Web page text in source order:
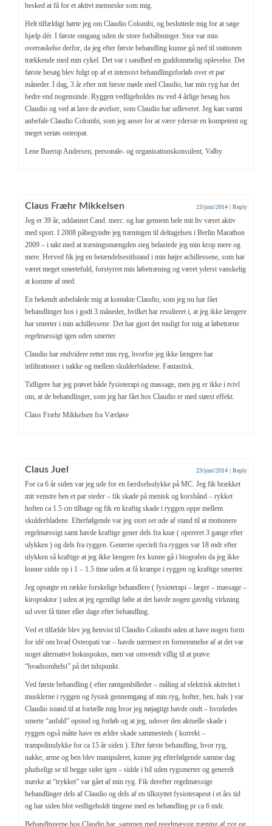
besked at få for et aktivt menneske som mig.
Helt tilfældigt hørte jeg om Claudio Colombi, og besluttede mig for at søge
hjælp dér. I første omgang uden de store forhåbninger. Stor var min
overraskelse derfor, da jeg efter første behandling kunne gå ned til stationen
trækkende med min cykel. Det var i sandhed en guddommelig oplevelse. Det
første besøg blev fulgt op af et intensivt behandlingsforløb over et par
måneder. I dag, 3 år efter mit første møde med Claudio, har min ryg har det
bedre end nogensinde. Ryggen vedligeholdes nu ved 4 årlige besøg hos
Claudio og ved at lave de øvelser, som Claudio har udleveret. Jeg kan varmt
anbefale Claudio Colombi, som jeg anser for at være yderste en kompetent og
meget seriøs osteopat.
Lene Buerup Andersen, personale- og organisationskonsulent, Valby
Claus Fræhr Mikkelsen 23/juni/2014 | Reply
Jeg er 39 år, uddannet Cand. merc. og har gennem hele mit liv været aktiv
med sport. I 2008 påbegyndte jeg træningen til deltagelsen i Berlin Marathon
2009 – i takt med at træningsmængden steg belastede jeg min krop mere og
mere. Herved fik jeg en betændelsestilstand i min højre achillessene, som har
været meget smertefuld, forstyrret min løbetræning og været yderst vanskelig
at komme af med.
En bekendt anbefalede mig at kontakte Claudio, som jeg nu har fået
behandlinger hos i godt 3 måneder, hvilket har resulteret i, at jeg ikke længere
har smerter i min achillessene. Det har gjort det muligt for mig at løbetræne
regelmæssigt igen uden smerter.
Claudio har endvidere rettet min ryg, hvorfor jeg ikke længere har
infiltrationer i nakke og mellem skulderbladene. Fantastisk.
Tidligere har jeg prøvet både fysioterapi og massage, men jeg er ikke i tvivl
om, at de behandlinger, som jeg har fået hos Claudio er med størst effekt.
Claus Fræhr Mikkelsen fra Værløse
Claus Juel 23/juni/2014 | Reply
For ca 6 år siden var jeg ude for en færdselsulykke på MC. Jeg fik brækket
mit venstre ben et par steder – fik skade på menisk og korsbånd – rykket
hoften ca 1.5 cm tilbage og fik en kraftig skade i ryggen oppe mellem
skulderbladene. Efterfølgende var jeg stort set ude af stand til at motionere
regelmæssigt samt havde kraftige gener dels fra knæ ( opereret 3 gange efter
ulykken ) og dels fra ryggen. Generne specielt fra ryggen var 18 mdr efter
ulykken så kraftige at jeg ikke længere fex kunne gå i biografen da jeg ikke
kunne sidde op i 1 – 1.5 time uden at få krampe i ryggen og kraftige smerter.
Jeg opsøgte en række forskelige behandlere ( fysioterapi – læger – massage –
kiropraktor ) uden at jeg egentligt følte at det havde nogen gavnlig virkning
ud over få timer eller dage efter behandling.
Ved et tilfælde blev jeg henvist til Claudio Colombi uden at have nogen form
for idé om hvad Osteopati var – havde nærmest en fornemmelse af at det var
noget alternativt hokuspokus, men var omvendt villig til at prøve
“hvadsomhelst” på det tidspunkt.
Ved første behandling ( efter røntgenbilleder – måling af elektrisk aktivitet i
musklerne i ryggen og fysisk gennemgang af min ryg, hofter, ben, hals ) var
Claudio istand til at fortælle mig hvor jeg nøjagtigt havde ondt – hvorledes
smerte “anfald” opstod og forløb og at jeg, udover den aktuelle skade i
ryggen også måtte have en ældre skade sammesteds ( korrekt –
trampolinulykke for ca 15 år siden ). Efter første behandling, hvor ryg,
nakke, arme og ben blev manipuleret, kunne jeg efterfølgende samme dag
pludseligt se til begge sider igen – sidde i bil uden rygsmerter og generelt
mærke at “trykket” var gået af min ryg. Fik derefter regelmæssige
behandlinger dels af Claudio og dels af en tilknyttet fysioterapeut i et års tid
og har siden blot vedligeholdt tingene med en behandling pr ca 6 mdr.
Behandlngerne hos Claudio har, sammen med regelmæssig træning af ryg og